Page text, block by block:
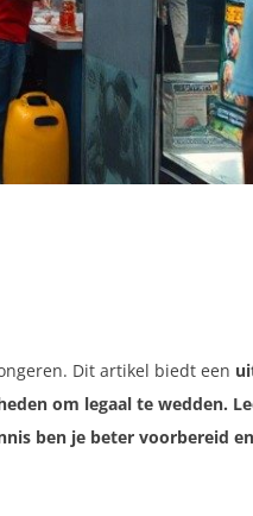
Dit artikel biedt een
om legaal te wedden.
ben je beter voorbereid